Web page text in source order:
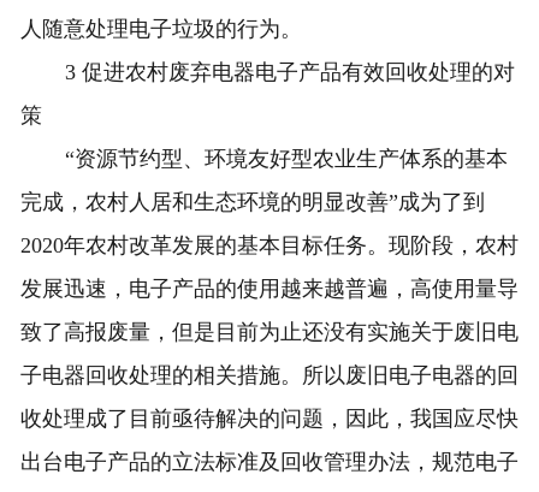
人随意处理电子垃圾的行为。
3 促进农村废弃电器电子产品有效回收处理的对
策
“资源节约型、环境友好型农业生产体系的基本
完成，农村人居和生态环境的明显改善”成为了到
2020年农村改革发展的基本目标任务。现阶段，农村
发展迅速，电子产品的使用越来越普遍，高使用量导
致了高报废量，但是目前为止还没有实施关于废旧电
子电器回收处理的相关措施。所以废旧电子电器的回
收处理成了目前亟待解决的问题，因此，我国应尽快
出台电子产品的立法标准及回收管理办法，规范电子